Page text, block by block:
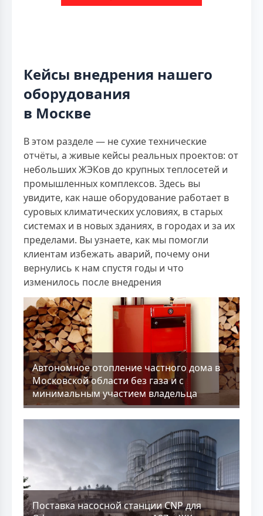
Кейсы внедрения нашего
оборудования
в Москве
В этом разделе — не сухие технические
отчёты, а живые кейсы реальных проектов: от
небольших ЖЭКов до крупных теплосетей и
промышленных комплексов. Здесь вы
увидите, как наше оборудование работает в
суровых климатических условиях, в старых
системах и в новых зданиях, в городах и за их
пределами. Вы узнаете, как мы помогли
клиентам избежать аварий, почему они
вернулись к нам спустя годы и что
изменилось после внедрения
Aвтономное отопление частного дома в
Московской области без газа и с
минимальным участием владельца
Поставка насосной станции CNP для